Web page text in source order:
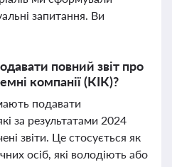
запитання. Ви
повний звіт про
компанії (КІК)?
подавати
за результатами 2024
звіти. Це стосується як
осіб, які володіють або